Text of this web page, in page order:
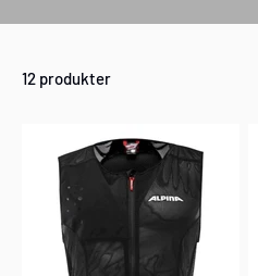
12 produkter